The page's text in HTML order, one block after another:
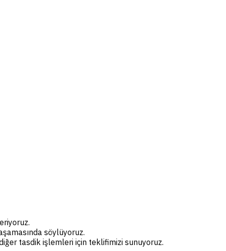
söylüyoruz.
tasdik işlemleri için teklifimizi sunuyoruz.